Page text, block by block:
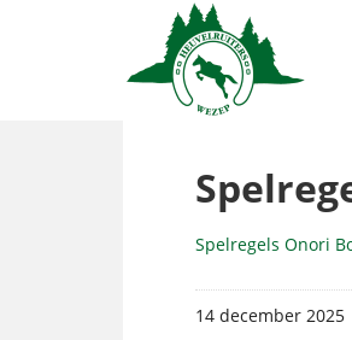
Spelregels Onori
14 december 2025